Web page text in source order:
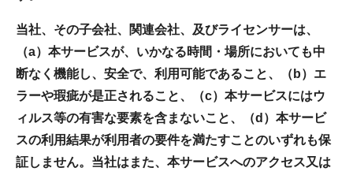
当社、その子会社、関連会社、及びライセンサーは、
（a）本サービスが、いかなる時間・場所においても中
断なく機能し、安全で、利用可能であること、（b）エ
ラーや瑕疵が是正されること、（c）本サービスにはウ
ィルス等の有害な要素を含まないこと、（d）本サービ
スの利用結果が利用者の要件を満たすことのいずれも保
証しません。当社はまた、本サービスへのアクセス又は